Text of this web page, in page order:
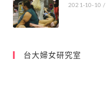
2021-10-10 /
台大婦女研究室